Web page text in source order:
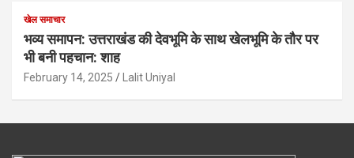
खेल समाचार
भव्य समापन: उत्तराखंड की देवभूमि के साथ खेलभूमि के तौर पर
भी बनी पहचान: शाह
February 14, 2025 Lalit Uniyal